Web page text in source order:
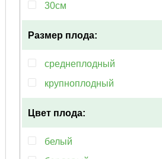
30см
Размер плода:
среднеплодный
крупноплодный
Цвет плода:
белый